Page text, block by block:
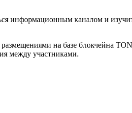
информационным каналом и
на базе блокчейна
между участниками.